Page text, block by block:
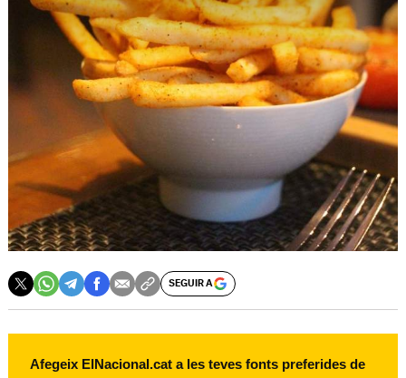
SEGUIR A
Afegeix ElNacional.cat a les teves fonts preferides de